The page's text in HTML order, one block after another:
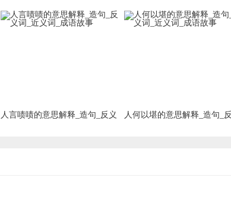
词_近义词_成语故事 词_近义词_成语故事
人言啧啧的意思解释_造句_反义 人何以堪的意思解释_造句_